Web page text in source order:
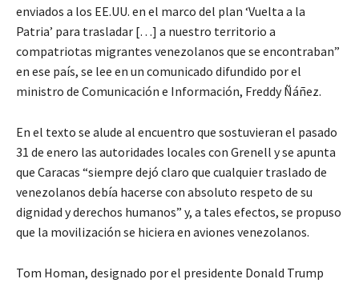
enviados a los EE.UU. en el marco del plan ‘Vuelta a la
Patria’ para trasladar […] a nuestro territorio a
compatriotas migrantes venezolanos que se encontraban”
en ese país, se lee en un comunicado difundido por el
ministro de Comunicación e Información, Freddy Ñáñez.
En el texto se alude al encuentro que sostuvieran el pasado
31 de enero las autoridades locales con Grenell y se apunta
que Caracas “siempre dejó claro que cualquier traslado de
venezolanos debía hacerse con absoluto respeto de su
dignidad y derechos humanos” y, a tales efectos, se propuso
que la movilización se hiciera en aviones venezolanos.
Tom Homan, designado por el presidente Donald Trump